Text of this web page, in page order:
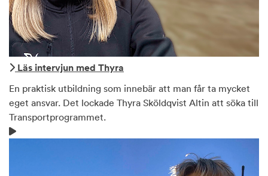
Läs intervjun med Thyra
En praktisk utbildning som innebär att man får ta mycket
eget ansvar. Det lockade Thyra Sköldqvist Altin att söka till
Transportprogrammet.